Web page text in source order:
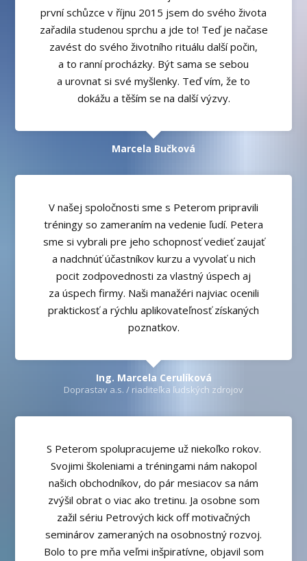
první schůzce v říjnu 2015 jsem do svého života
zařadila studenou sprchu a jde to! Teď je načase
zavést do svého životního rituálu další počin,
a to ranní procházky. Být sama se sebou
a urovnat si své myšlenky. Teď vím, že to
dokážu a těším se na další výzvy.
Marcela Bučková
V našej spoločnosti sme s Peterom pripravili
tréningy so zameraním na vedenie ľudí. Petera
sme si vybrali pre jeho schopnosť vedieť zaujať
a nadchnúť účastníkov kurzu a vyvolať u nich
pocit zodpovednosti za vlastný úspech aj
za úspech firmy. Naši manažéri najviac ocenili
praktickosť a rýchlu aplikovateľnosť získaných
poznatkov.
Ing. Marcela Cerulíková
Doprastav a.s. / riaditeľka ľudských zdrojov
S Peterom spolupracujeme už niekoľko rokov.
Svojimi školeniami a tréningami nám nakopol
našich obchodníkov, do pár mesiacov sa nám
zvýšil obrat o viac ako tretinu. Ja osobne som
zažil sériu Petrových kick off motivačných
seminárov zameraných na osobnostný rozvoj.
Bolo to pre mňa veľmi inšpiratívne, objavil som